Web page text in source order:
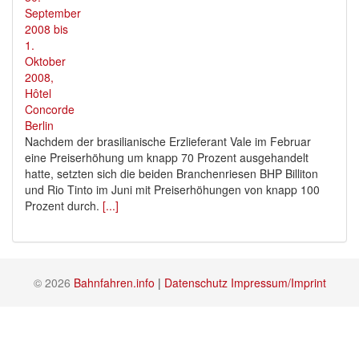
Nachdem der brasilianische Erzlieferant Vale im Februar
eine Preiserhöhung um knapp 70 Prozent ausgehandelt
hatte, setzten sich die beiden Branchenriesen BHP Billiton
und Rio Tinto im Juni mit Preiserhöhungen von knapp 100
Prozent durch. [...]
© 2026 Bahnfahren.info | Datenschutz Impressum/Imprint